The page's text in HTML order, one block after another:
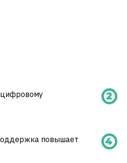
цифровому
повышает